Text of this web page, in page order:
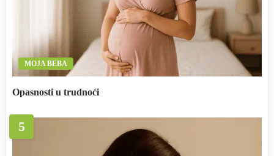
MOJA BEBA
Opasnosti u trudnoći
5